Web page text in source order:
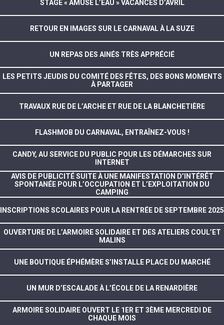
STAGE « AMUSE L’EAU » VACANCES D’AVRIL
RETOUR EN IMAGES SUR LE CARNAVAL À LA SUZE
UN REPAS DES AINÉS TRÈS APPRÉCIÉ
LES PETITS JEUDIS DU COMITÉ DES FÊTES, DES BONS MOMENTS
À PARTAGER
TRAVAUX RUE DE L’ARCHE ET RUE DE LA BLANCHETIÈRE
FLASHMOB DU CARNAVAL, ENTRAÎNEZ-VOUS !
CANDY, AU SERVICE DU PUBLIC POUR LES DÉMARCHES SUR
INTERNET
AVIS DE PUBLICITÉ SUITE À UNE MANIFESTATION D’INTÉRÊT
SPONTANÉE POUR L’OCCUPATION ET L’EXPLOITATION DU
CAMPING
INSCRIPTIONS SCOLAIRES POUR LA RENTRÉE DE SEPTEMBRE 2025
OUVERTURE DE L’ARMOIRE SOLIDAIRE ET DES ATELIERS COUL’ET
MALINS
UNE BOUTIQUE ÉPHÉMÈRE S’INSTALLE PLACE DU MARCHÉ
UN MUR D’ESCALADE À L’ÉCOLE DE LA RENARDIÈRE
ARMOIRE SOLIDAIRE OUVERT LE 1ER ET 3ÈME MERCREDI DE
CHAQUE MOIS